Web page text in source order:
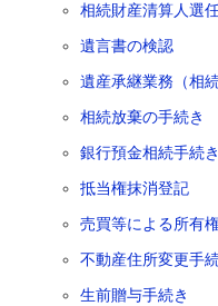
相続財産清算人選
遺言書の検認
遺産承継業務（相
相続放棄の手続き
銀行預金相続手続き
抵当権抹消登記
売買等による所有
不動産住所変更手
生前贈与手続き